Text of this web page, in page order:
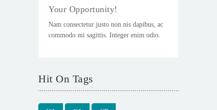
Your Opportunity!
Nam consectetur justo non nis dapibus, ac
commodo mi sagittis. Integer enim odio.
Hit On Tags